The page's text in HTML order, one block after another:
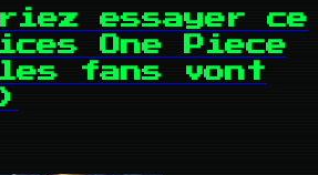
essayer ce
One Piece
fans vont